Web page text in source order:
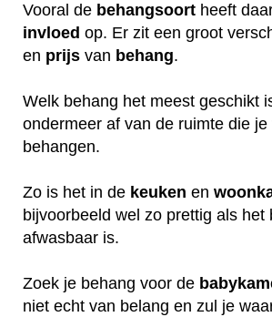
Vooral de behangsoort heeft
invloed op. Er zit een groot
en prijs van behang.
Welk behang het meest geschikt
ondermeer af van de ruimte die je
behangen.
Zo is het in de keuken en
bijvoorbeeld wel zo prettig als het
afwasbaar is.
Zoek je behang voor de
niet echt van belang en zul je